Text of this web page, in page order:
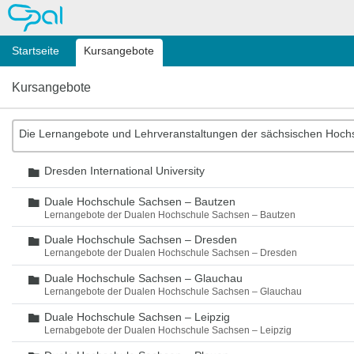
OPAL
Startseite Kursangebote
Kursangebote
Die Lernangebote und Lehrveranstaltungen der sächsischen
Ordner
Dresden International University
Ordner
Duale Hochschule Sachsen – Bautzen
Lernangebote der Dualen Hochschule Sachsen – Bautzen
Ordner
Duale Hochschule Sachsen – Dresden
Lernangebote der Dualen Hochschule Sachsen – Dresden
Ordner
Duale Hochschule Sachsen – Glauchau
Lernangebote der Dualen Hochschule Sachsen – Glauchau
Ordner
Duale Hochschule Sachsen – Leipzig
Lernabgebote der Dualen Hochschule Sachsen – Leipzig